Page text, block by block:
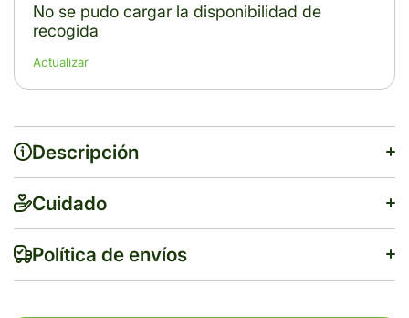
No se pudo cargar la disponibilidad de
recogida
Actualizar
Descripción
Cuidado
Política de envíos